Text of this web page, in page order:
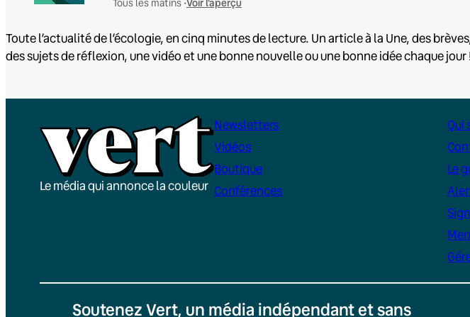
Tous les matins •Voir l'aperçu
Toute l’actualité de l’écologie, en cinq minutes de lecture. Un article à la Une, des
des sujets de réflexion, une vidéo et une bonne nouvelle ou une bonne idée chaque jour
Le média qui annonce la couleur
Newsletters
Vidéos
Boutique
Conférences
Qui
Le
Soutenez Vert, un média indépendant et sans